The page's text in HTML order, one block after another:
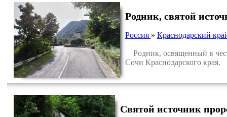
Родник, святой
Россия » Краснодарский
Родник, освященный в
Сочи Краснодарского края.
Святой источник